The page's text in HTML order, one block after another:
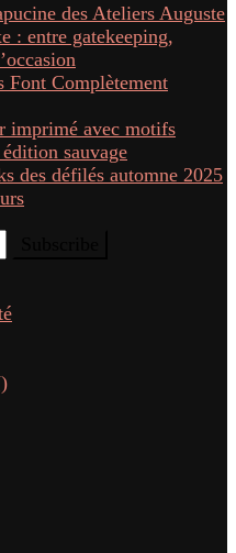
des Ateliers Auguste
: entre gatekeeping,
Font Complètement
imprimé avec motifs
sauvage
des défilés automne 2025